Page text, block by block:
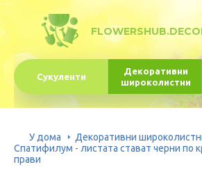
Сукуленти
Декоративни
широколистни
У дома
Декоративни
Спатифилум - листата стават черни по
прави